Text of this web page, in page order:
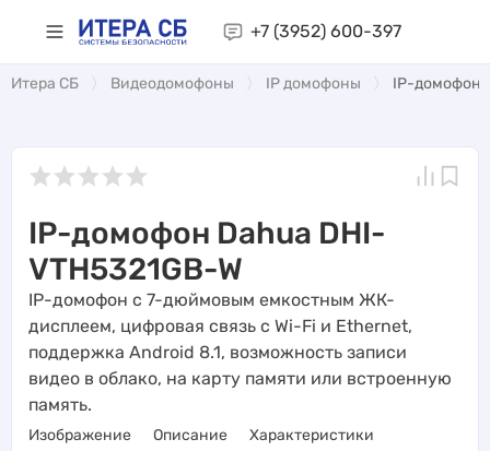
+7 (3952) 600-397
Итера СБ Видеодомофоны IP домофоны IP-домофон
IP-домофон Dahua DHI-
VTH5321GB-W
IP-домофон с 7-дюймовым емкостным ЖК-
дисплеем, цифровая связь с Wi-Fi и Ethernet,
поддержка Android 8.1, возможность записи
видео в облако, на карту памяти или встроенную
память.
Изображение Описание
Характеристики